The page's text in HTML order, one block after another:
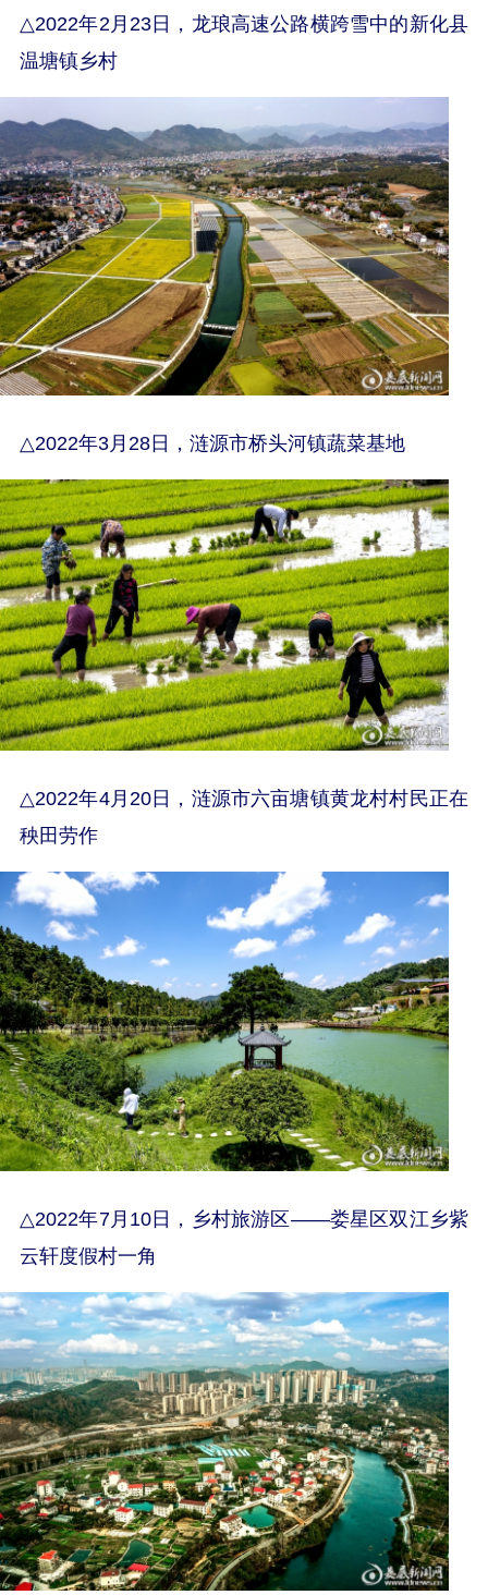
△2022年2月23日，龙琅高速公路横跨雪中的新化县
温塘镇乡村
△2022年3月28日，涟源市桥头河镇蔬菜基地
△2022年4月20日，涟源市六亩塘镇黄龙村村民正在
秧田劳作
△2022年7月10日，乡村旅游区——娄星区双江乡紫
云轩度假村一角